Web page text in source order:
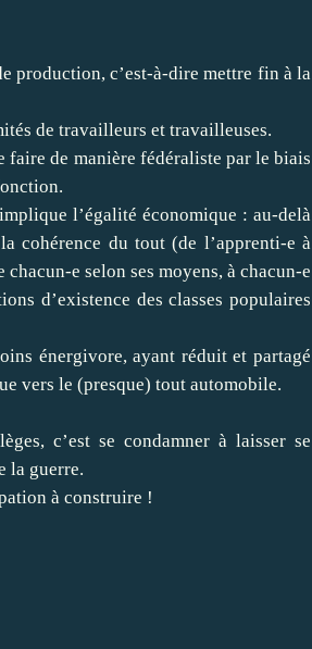
production, c’est-à-dire mettre fin à la
de travailleurs et travailleuses.
de manière fédéraliste par le biais
l’égalité économique : au-delà
cohérence du tout (de l’apprenti-e à
e selon ses moyens, à chacun-e
d’existence des classes populaires
énergivore, ayant réduit et partagé
vers le (presque) tout automobile.
c’est se condamner à laisser se
la guerre.
à construire !